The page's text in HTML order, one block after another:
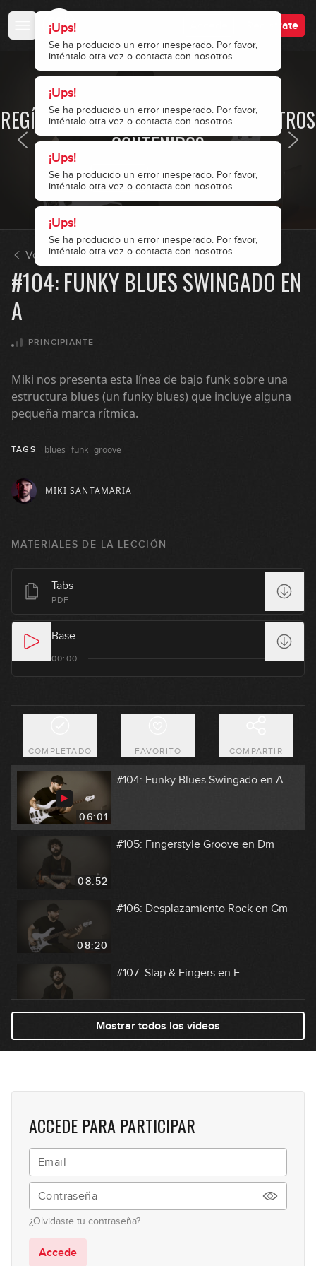
¡Ups!
Se ha producido un error inesperado. Por favor,
inténtalo otra vez o contacta con nosotros.
inténtalo otra vez o contacta con nosotros.
Se ha producido un error inesperado. Por favor,
inténtalo otra vez o contacta con nosotros.
Regístrate
REGÍSTRATE Y ACCEDE A TODOS NUESTROS
CONTENIDOS
Accede Regístrate
Volver a Ejercicios
#104: FUNKY BLUES SWINGADO EN
A
PRINCIPIANTE
Miki nos presenta esta línea de bajo funk sobre una
estructura blues (un funky blues) que incluye alguna
pequeña marca rítmica.
TAGS blues funk groove
MIKI SANTAMARIA
MATERIALES DE LA LECCIÓN
Tabs
PDF
Base
00:00
COMPLETADO FAVORITO COMPARTIR
07:37
#92: Grupos de corcheas en Am
09:12
#93: Groove con notas semimudas
GRATIS
07:54
#94: Acordes en E
04:33
#95: Marcas rítmicas en Am
#96: Double Stops en G
#98: Fingerstyle Groove en Am
09:38
#100: Funky Blues en E
04:01
04:38
#103: Rock Riff en F#m
06:01
#104: Funky Blues Swingado en A
08:52
#105: Fingerstyle Groove en Dm
08:20
#106: Desplazamiento Rock en Gm
07:26
#107: Slap & Fingers en E
#108: Reggae en Am
09:07
Mostrar todos los videos
ACCEDE PARA PARTICIPAR
¿Olvidaste tu contraseña?
Accede